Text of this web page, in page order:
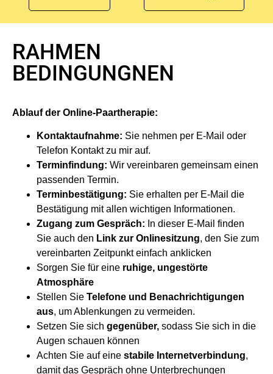
RAHMEN
BEDINGUNGNEN
Ablauf der Online-Paartherapie:
Kontaktaufnahme: Sie nehmen per E-Mail oder
Telefon Kontakt zu mir auf.
Terminfindung: Wir vereinbaren gemeinsam einen
passenden Termin.
Terminbestätigung: Sie erhalten per E-Mail die
Bestätigung mit allen wichtigen Informationen.
Zugang zum Gespräch: In dieser E-Mail finden
Sie auch den Link zur Onlinesitzung, den Sie zum
vereinbarten Zeitpunkt einfach anklicken
Sorgen Sie für eine ruhige, ungestörte
Atmosphäre
Stellen Sie Telefone und Benachrichtigungen
aus, um Ablenkungen zu vermeiden.
Setzen Sie sich gegenüber, sodass Sie sich in die
Augen schauen können
Achten Sie auf eine stabile Internetverbindung,
damit das Gespräch ohne Unterbrechungen